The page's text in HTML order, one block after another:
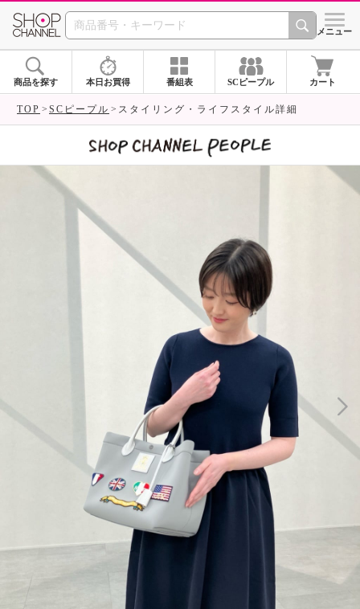
SHOP CHANNEL シメニュー
商品を探す 本日お買得 番組表 SCピープル カート
TOP SCピープル スタイリング・ライフスタイル詳細